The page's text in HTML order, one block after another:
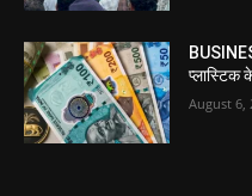
प्लास्टिक
August 6,